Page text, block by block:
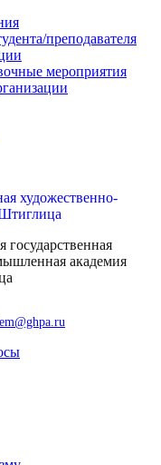
преподавателя
мероприятия
государственная
академия